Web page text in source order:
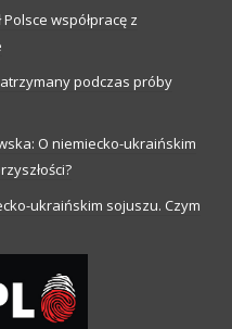
współpracę z
podczas próby
O niemiecko-ukraińskim
ukraińskim sojuszu. Czym